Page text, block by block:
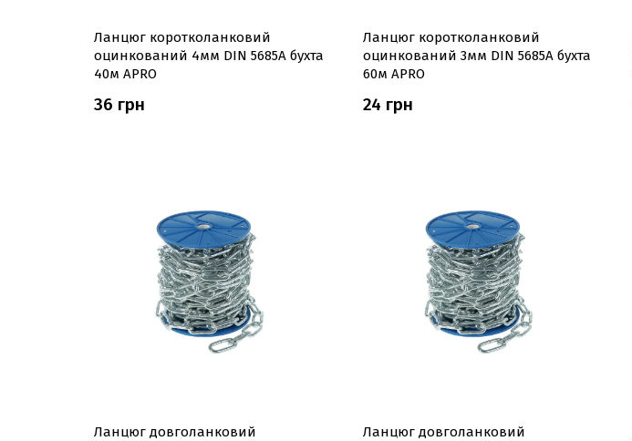
Ланцюг коротколанковий
оцинкований 4мм DIN 5685A бухта
40м APRO
36 грн
Ланцюг коротколанковий
оцинкований 3мм DIN 5685A бухта
60м APRO
24 грн
Ланцюг довголанковий
Ланцюг довголанковий